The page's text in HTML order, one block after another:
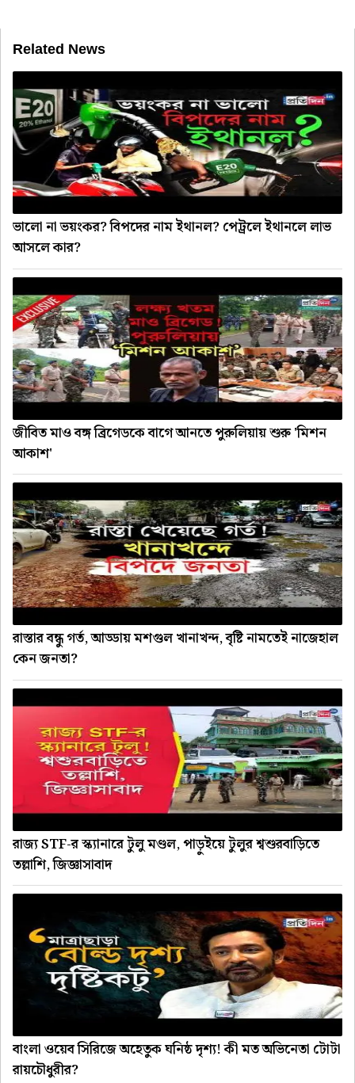
Related News
ভালো না ভয়ংকর? বিপদের নাম ইথানল? পেট্রলে ইথানলে লাভ
আসলে কার?
জীবিত মাও বঙ্গ ব্রিগেডকে বাগে আনতে পুরুলিয়ায় শুরু 'মিশন
আকাশ'
রাস্তার বন্ধু গর্ত, আড্ডায় মশগুল খানাখন্দ, বৃষ্টি নামতেই নাজেহাল
কেন জনতা?
রাজ্য STF-র স্ক্যানারে টুলু মণ্ডল, পাড়ুইয়ে টুলুর শ্বশুরবাড়িতে
তল্লাশি, জিজ্ঞাসাবাদ
বাংলা ওয়েব সিরিজে অহেতুক ঘনিষ্ঠ দৃশ্য! কী মত অভিনেতা টোটা
রায়চৌধুরীর?